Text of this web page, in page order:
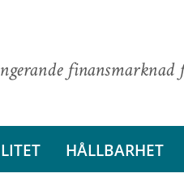
finansmarknad
HÅLLBARHET